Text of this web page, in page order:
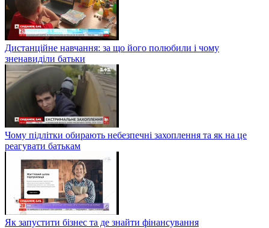
Дистанційне навчання: за що його полюбили і чому
зненавиділи батьки
Чому підлітки обирають небезпечні захоплення та як на це
реагувати батькам
Як запустити бізнес та де знайти фінансування